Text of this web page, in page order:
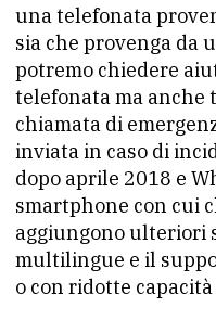
una telefonata
sia che provenga da
potremo chiedere
telefonata ma anche
chiamata di
inviata in caso di
dopo aprile 2018 e
smartphone con cui
aggiungono ulteriori
multilingue e il
o con ridotte